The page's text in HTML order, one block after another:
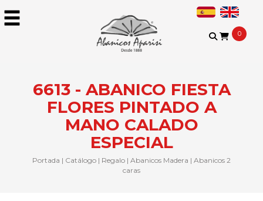
0
6613 - ABANICO FIESTA
FLORES PINTADO A
MANO CALADO
ESPECIAL
Portada | Catálogo | Regalo | Abanicos Madera | Abanicos 2
caras